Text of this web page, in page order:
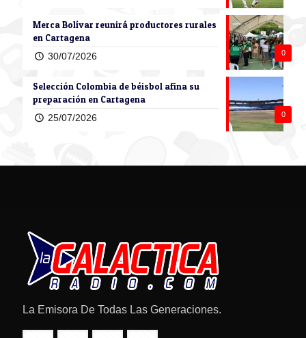
0
Merca Bolívar reunirá productores rurales
en Cartagena
30/07/2026
0
Selección Colombia de béisbol afina su
preparación en Cartagena
25/07/2026
La Emisora De Todas Las Generaciones.